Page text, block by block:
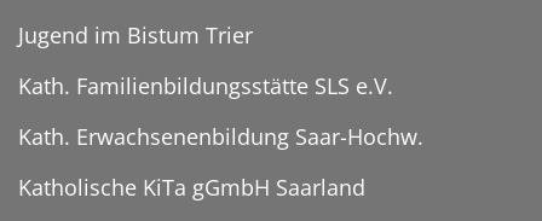
Jugend im Bistum Trier
Kath. Familienbildungsstätte SLS e.V.
Kath. Erwachsenenbildung Saar-Hochw.
Katholische KiTa gGmbH Saarland